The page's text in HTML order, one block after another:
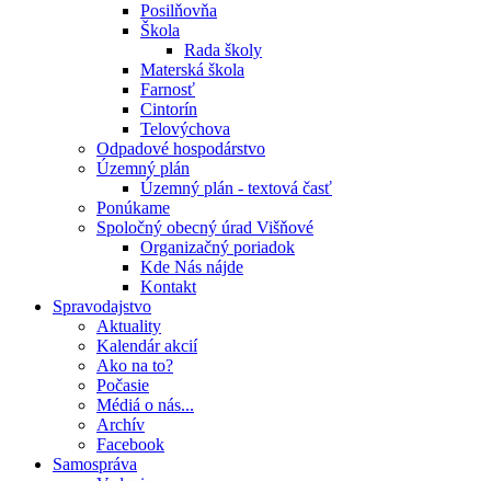
Posilňovňa
Škola
Rada školy
Materská škola
Farnosť
Cintorín
Telovýchova
Odpadové hospodárstvo
Územný plán
Územný plán - textová časť
Ponúkame
Spoločný obecný úrad Višňové
Organizačný poriadok
Kde Nás nájde
Kontakt
Spravodajstvo
Aktuality
Kalendár akcií
Ako na to?
Počasie
Médiá o nás...
Archív
Facebook
Samospráva